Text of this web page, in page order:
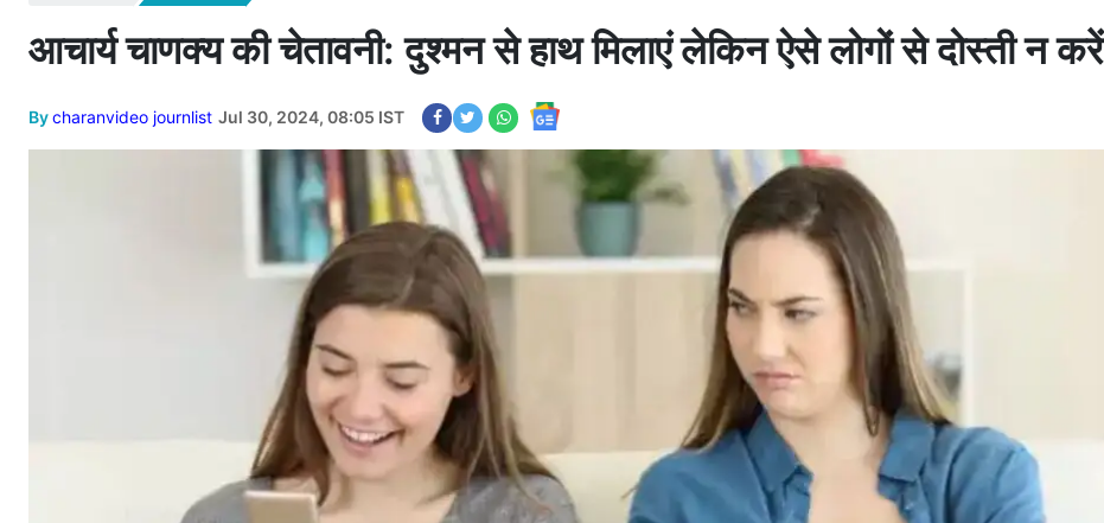
आचार्य चाणक्य की चेतावनी: दुश्मन से हाथ मिलाएं लेकिन ऐसे लोगों से दोस्ती न करें
Bycharanvideo journlist Jul 30, 2024, 08:05 IST